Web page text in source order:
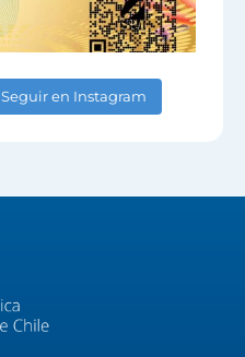
Seguir en Instagram